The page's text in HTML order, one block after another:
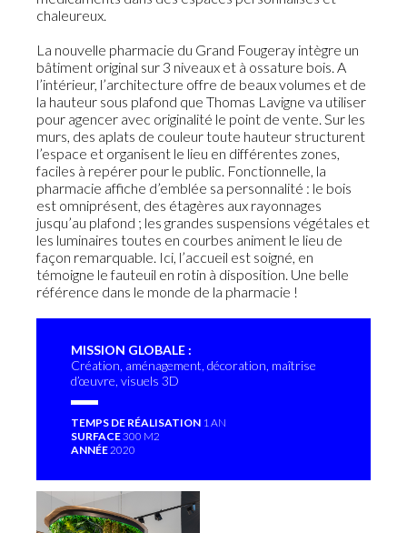
chaleureux.
La nouvelle pharmacie du Grand Fougeray intègre un
bâtiment original sur 3 niveaux et à ossature bois. A
l’intérieur, l’architecture offre de beaux volumes et de
la hauteur sous plafond que Thomas Lavigne va utiliser
pour agencer avec originalité le point de vente. Sur les
murs, des aplats de couleur toute hauteur structurent
l’espace et organisent le lieu en différentes zones,
faciles à repérer pour le public. Fonctionnelle, la
pharmacie affiche d’emblée sa personnalité : le bois
est omniprésent, des étagères aux rayonnages
jusqu’au plafond ; les grandes suspensions végétales et
les luminaires toutes en courbes animent le lieu de
façon remarquable. Ici, l’accueil est soigné, en
témoigne le fauteuil en rotin à disposition. Une belle
référence dans le monde de la pharmacie !
MISSION GLOBALE :
Création, aménagement, décoration, maîtrise
d’œuvre, visuels 3D
TEMPS DE RÉALISATION 1 AN
SURFACE300 M2
ANNÉE2020